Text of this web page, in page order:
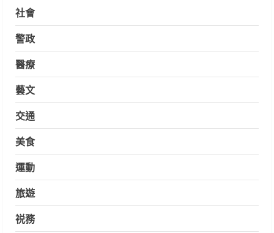
社會
警政
醫療
藝文
交通
美食
運動
旅遊
祱務